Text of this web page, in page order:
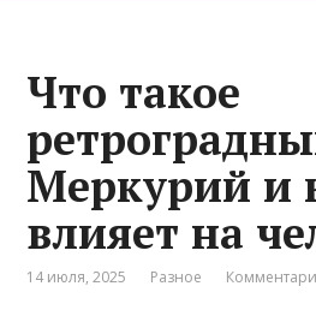
Что такое
Меркурий и
влияет на
14 июля, 2025 Разное